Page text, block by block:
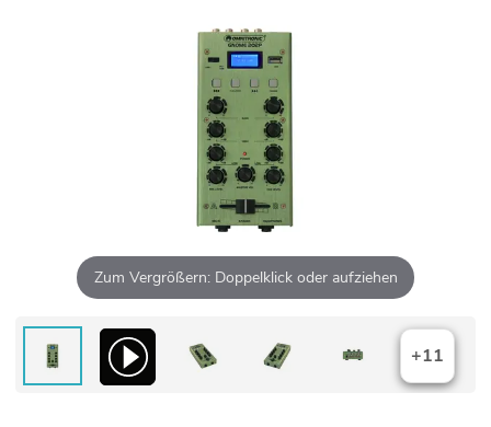
Zum Vergrößern: Doppelklick oder aufziehen
+11